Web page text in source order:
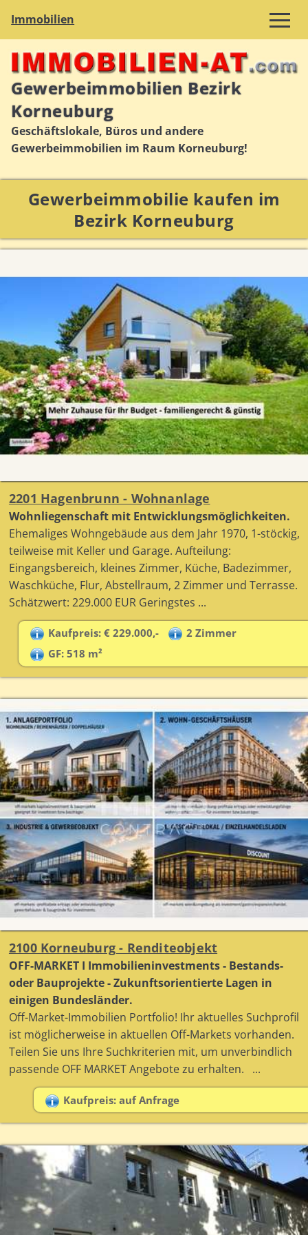
Immobilien
Gewerbeimmobilien Bezirk
Korneuburg
Geschäftslokale, Büros und andere
Gewerbeimmobilien im Raum Korneuburg!
Gewerbeimmobilie kaufen im
Bezirk Korneuburg
2201 Hagenbrunn - Wohnanlage
Wohnliegenschaft mit Entwicklungsmöglichkeiten.
Ehemaliges Wohngebäude aus dem Jahr 1970, 1-stöckig,
teilweise mit Keller und Garage. Aufteilung:
Eingangsbereich, kleines Zimmer, Küche, Badezimmer,
Waschküche, Flur, Abstellraum, 2 Zimmer und Terrasse.
Schätzwert: 229.000 EUR Geringstes ...
Kaufpreis: € 229.000,-
2 Zimmer
GF: 518 m²
2100 Korneuburg - Renditeobjekt
OFF-MARKET I Immobilieninvestments - Bestands-
oder Bauprojekte - Zukunftsorientierte Lagen in
einigen Bundesländer.
Off-Market-Immobilien Portfolio! Ihr aktuelles Suchprofil
ist möglicherweise in aktuellen Off-Markets vorhanden.
Teilen Sie uns Ihre Suchkriterien mit, um unverbindlich
passende OFF MARKET Angebote zu erhalten. ...
Kaufpreis: auf Anfrage